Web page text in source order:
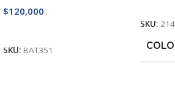
$120,000
SKU: BAT351
SKU: